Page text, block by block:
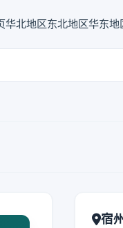
华北地区东北地区华东地
宿